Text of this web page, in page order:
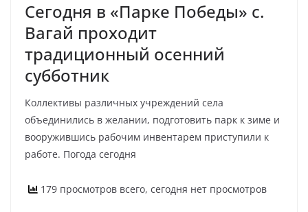
Сегодня в «Парке Победы» с.
Вагай проходит
традиционный осенний
субботник
Коллективы различных учреждений села
объединились в желании, подготовить парк к зиме и
вооружившись рабочим инвентарем приступили к
работе. Погода сегодня
179 просмотров всего, сегодня нет просмотров